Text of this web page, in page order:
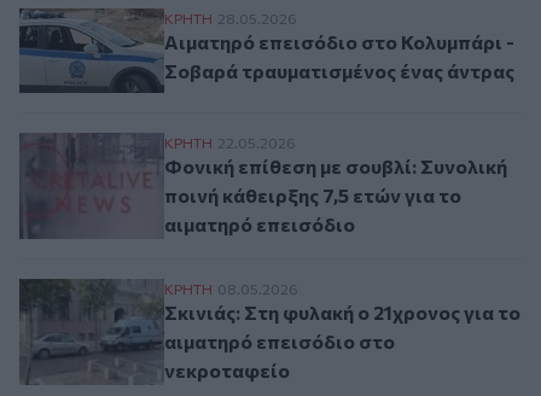
Αιματηρό επεισόδιο στο Κολυμπάρι -
ΚΡΗΤΗ 28.05.2026
Αιματηρό επεισόδιο στο Κολυμπάρι -
Σοβαρά τραυματισμένος ένας άντρας
Φονική επίθεση με σουβλί: Συνολική
ΚΡΗΤΗ 22.05.2026
Φονική επίθεση με σουβλί: Συνολική
ποινή κάθειρξης 7,5 ετών για το
αιματηρό επεισόδιο
Σκινιάς: Στη φυλακή ο 21χρονος για το
ΚΡΗΤΗ 08.05.2026
Σκινιάς: Στη φυλακή ο 21χρονος για το
αιματηρό επεισόδιο στο
νεκροταφείο